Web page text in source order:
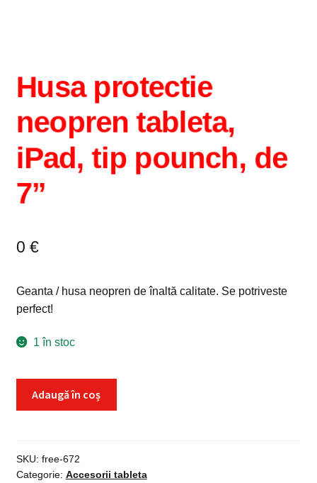
Husa protectie
neopren tableta,
iPad, tip pounch, de
7”
0 €
Geanta / husa neopren de înaltă calitate. Se potriveste
perfect!
1 în stoc
tableta,
iPad,
Adaugă în coș
SKU: free-672
Categorie: Accesorii tableta